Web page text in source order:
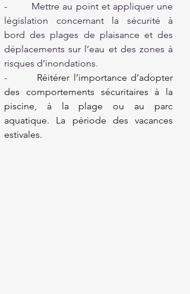
-        Mettre au point et appliquer une
législation concernant la sécurité à
bord des plages de plaisance et des
déplacements sur l’eau et des zones à
risques d’inondations.
- Réitérer l’importance d’adopter
des comportements sécuritaires à la
piscine, à la plage ou au parc
aquatique. La période des vacances
estivales.